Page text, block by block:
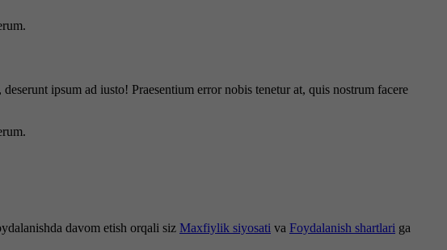
ipsum ad iusto! Praesentium error nobis tenetur at, quis nostrum facere
davom etish orqali siz Maxfiylik siyosati va Foydalanish shartlari ga